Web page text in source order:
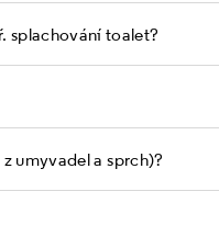
splachování toalet?
umyvadel a sprch)?